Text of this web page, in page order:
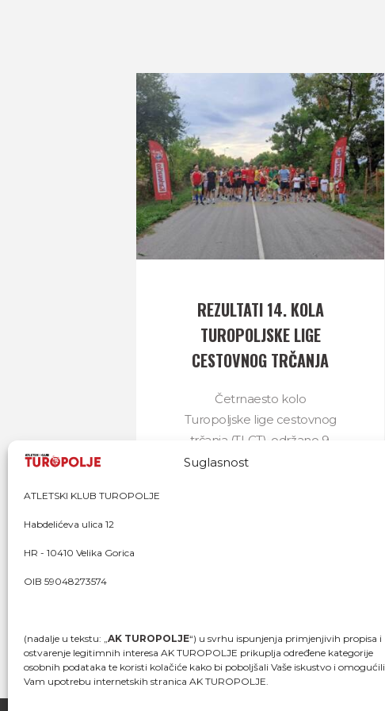
Suglasnost
ATLETSKI KLUB TUROPOLJE
Habdelićeva ulica 12
HR - 10410 Velika Gorica
OIB 59048273574
(nadalje u tekstu: „AK TUROPOLJE“) u svrhu ispunjenja primjenjivih propisa i
ostvarenje legitimnih interesa AK TUROPOLJE prikuplja određene kategorije
osobnih podataka te koristi kolačiće kako bi poboljšali Vaše iskustvo i omogućili
Vam upotrebu internetskih stranica AK TUROPOLJE.
REZULTATI 14. KOLA
TUROPOLJSKE LIGE
CESTOVNOG TRČANJA
Četrnaesto kolo
Turopoljske lige cestovnog
trčanja (TLCT), održano 9.
rujna, održalo je visok